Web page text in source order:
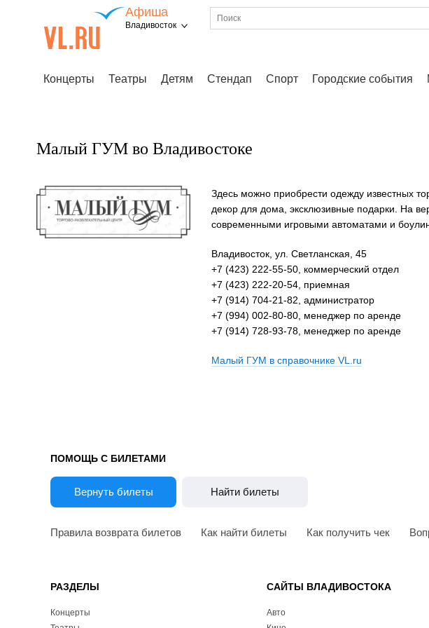
Афиша
Владивосток
Концерты Театры Детям Стендап Спорт Городские события
Малый ГУМ во Владивостоке
Здесь можно приобрести одежду известных
декор для дома, эксклюзивные подарки. На
современными игровыми автоматами и
Владивосток, ул. Светланская, 45
+7 (423) 222-55-50, коммерческий отдел
+7 (423) 222-20-54, приемная
+7 (914) 704-21-82, администратор
+7 (994) 002-80-80, менеджер по аренде
+7 (914) 728-93-78, менеджер по аренде
Малый ГУМ в справочнике VL.ru
ПОМОЩЬ С БИЛЕТАМИ
Вернуть билеты Найти билеты
Правила возврата билетов Как найти билеты Как получить чек
РАЗДЕЛЫ
Концерты
САЙТЫ ВЛАДИВОСТОКА
Авто